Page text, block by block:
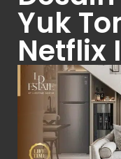
Yuk
Netflix